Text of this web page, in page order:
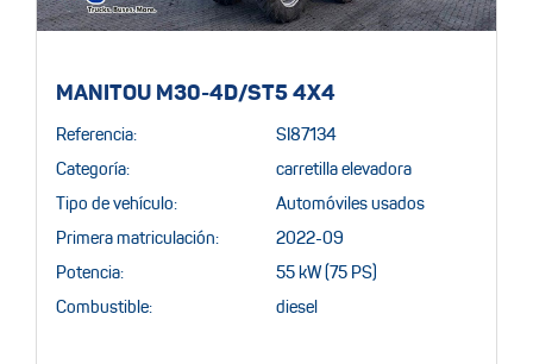
MANITOU M30-4D/ST5 4X4
Referencia: SI87134
Categoría: carretilla elevadora
Tipo de vehículo: Automóviles usados
Primera matriculación: 2022-09
Potencia: 55 kW (75 PS)
Combustible: diesel